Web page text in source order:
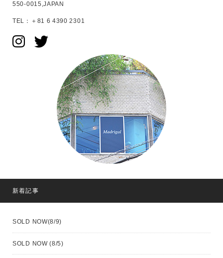
550-0015,JAPAN
TEL：＋81 6 4390 2301
新着記事
SOLD NOW(8/9)
SOLD NOW (8/5)